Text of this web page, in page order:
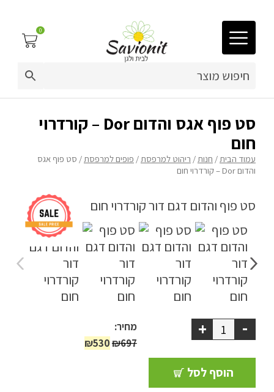
03-9212883
פופים
ריהוט גן
מערכות ישיבה וריהוט
כריות נוי
ריהוט למרפסת
עודפים
0
סט פוף אגס והדום Dor – קורדרוי
חום
עמוד הבית/ חנות/ ריהוט למרפסת/ פופים למרפסת/ סט פוף אגס
והדום Dor – קורדרוי חום
-
+
מחיר:
₪697
המחיר
₪530
הוסף לסל